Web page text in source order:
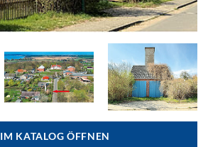
IM KATALOG ÖFFNEN